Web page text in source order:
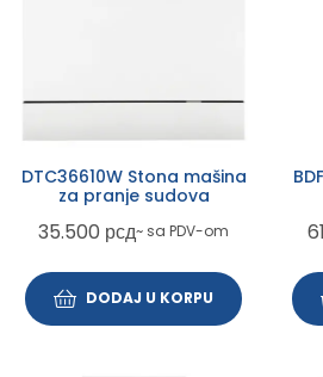
DTC36610W Stona mašina
za pranje sudova
35.500 рсд~ sa PDV-om
DODAJ U KORPU